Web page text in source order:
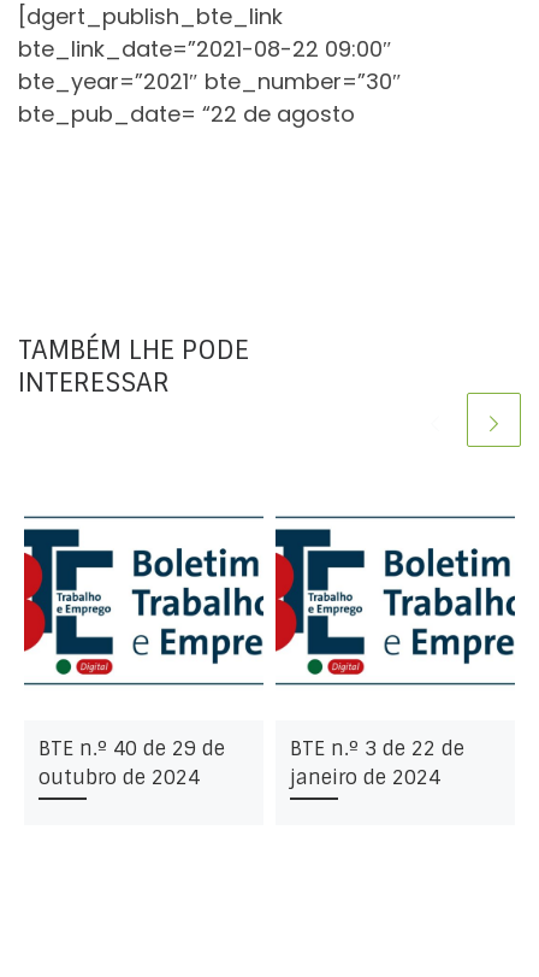
da
[dgert_publish_bte_link
bte_link_date=”2021-08-22 09:00″
bte_year=”2021″ bte_number=”30″
bte_pub_date= “22 de agosto
TAMBÉM LHE PODE
INTERESSAR
BTE n.º 40 de 29 de
outubro de 2024
BTE n.º 3 de 22 de
janeiro de 2024